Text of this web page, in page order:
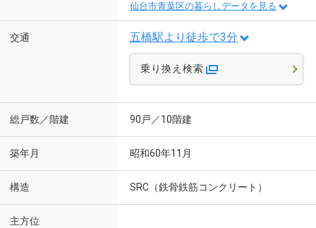
仙台市青葉区の暮らしデータを見る
交通 五橋駅より徒歩で3分
乗り換え検索
総戸数／階建 90戸／10階建
築年月 昭和60年11月
構造 SRC（鉄骨鉄筋コンクリート）
主方位